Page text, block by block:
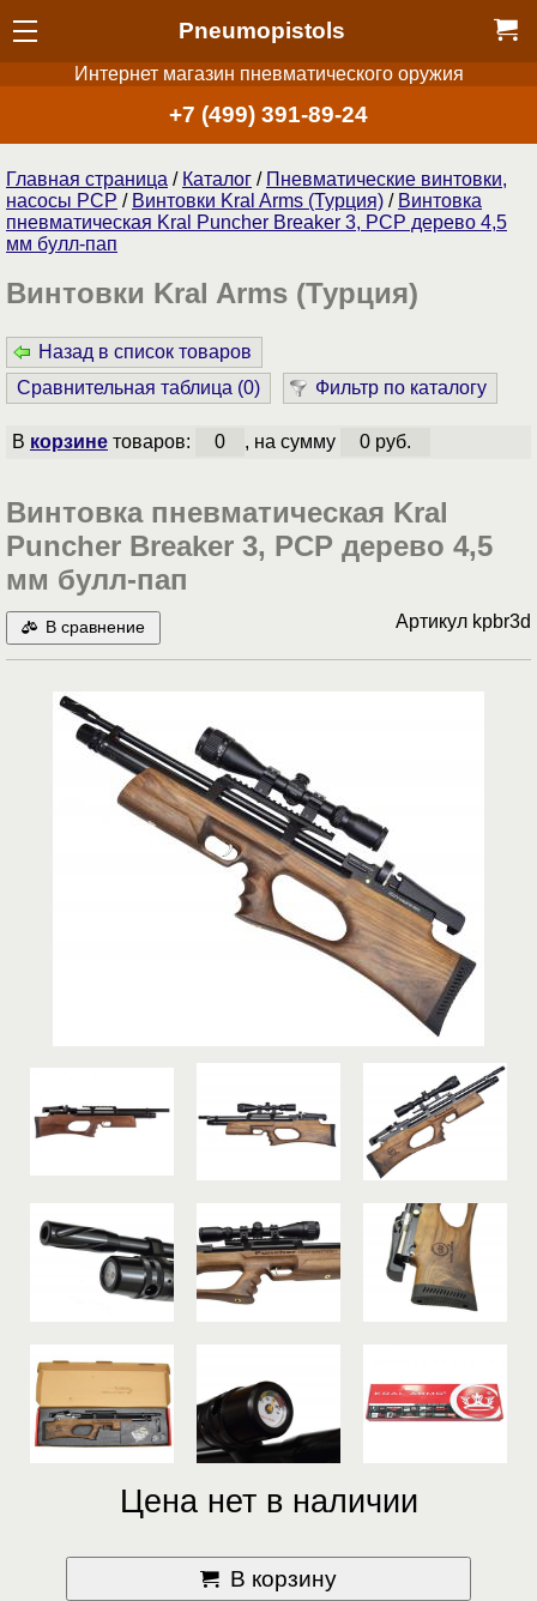
Pneumopistols
Интернет магазин пневматического оружия
+7 (499) 391-89-24
Главная страница / Каталог / Пневматические винтовки,
насосы PCP / Винтовки Kral Arms (Турция) / Винтовка
пневматическая Kral Puncher Breaker 3, PCP дерево 4,5
мм булл-пап
Винтовки Kral Arms (Турция)
Назад в список товаров
Сравнительная таблица (0) Фильтр по каталогу
В корзинетоваров: 0 , на сумму 0 руб.
Винтовка пневматическая Kral
Puncher Breaker 3, PCP дерево 4,5
мм булл-пап
В сравнение Артикул kpbr3d
Цена нет в наличии
В корзину